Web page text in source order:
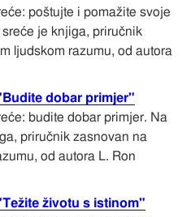
poštujte i pomažite svoje
je knjiga, priručnik
ljudskom razumu, od autora
dobar primjer"
budite dobar primjer. Na
priručnik zasnovan na
od autora L. Ron
životu s istinom"